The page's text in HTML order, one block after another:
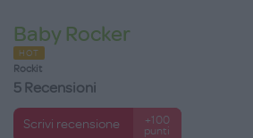
Baby Rocker
HOT
Rockit
5 Recensioni
Scrivi recensione
+100
punti